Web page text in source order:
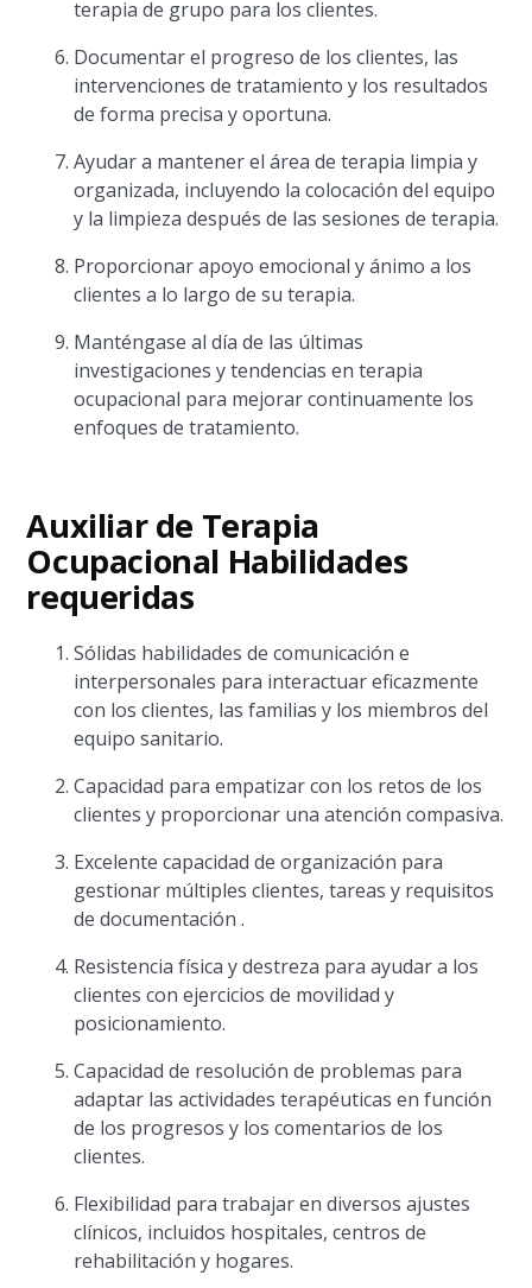
terapia de grupo para los clientes.
Documentar el progreso de los clientes, las
intervenciones de tratamiento y los resultados
de forma precisa y oportuna.
Ayudar a mantener el área de terapia limpia y
organizada, incluyendo la colocación del equipo
y la limpieza después de las sesiones de terapia.
Proporcionar apoyo emocional y ánimo a los
clientes a lo largo de su terapia.
Manténgase al día de las últimas
investigaciones y tendencias en terapia
ocupacional para mejorar continuamente los
enfoques de tratamiento.
Auxiliar de Terapia
Ocupacional Habilidades
requeridas
Sólidas habilidades de comunicación e
interpersonales para interactuar eficazmente
con los clientes, las familias y los miembros del
equipo sanitario.
Capacidad para empatizar con los retos de los
clientes y proporcionar una atención compasiva.
Excelente capacidad de organización para
gestionar múltiples clientes, tareas y requisitos
de documentación .
Resistencia física y destreza para ayudar a los
clientes con ejercicios de movilidad y
posicionamiento.
Capacidad de resolución de problemas para
adaptar las actividades terapéuticas en función
de los progresos y los comentarios de los
clientes.
Flexibilidad para trabajar en diversos ajustes
clínicos, incluidos hospitales, centros de
rehabilitación y hogares.